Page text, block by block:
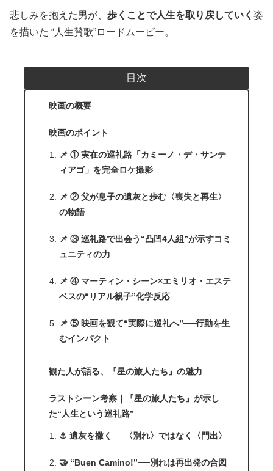
悲しみを抱えた男が、 歩くことで人生を取り戻していく 姿
を描いた “人生賛歌”ロードムービー。
目次
映画の概要
映画のポイント
📌 ① 実在の巡礼路「カミーノ・デ・サンテ
ィアゴ」を完全ロケ撮影
📌 ② 父が息子の遺灰と歩む〈喪失と再生〉
の物語
📌 ③ 巡礼路で出会う“凸凹4人組”が示すコミ
ュニティの力
📌 ④ マーティン・シーン×エミリオ・エステ
ベスの“リアル親子”化学反応
📌 ⑤ 映画を観て“実際に巡礼へ”──行動を生
むインパクト
観た人が語る、『星の旅人たち』の魅力
ラストシーン考察｜『星の旅人たち』が示し
た“人生という巡礼路”
⚓ 遺灰を撒く──〈別れ〉ではなく〈門出〉
🤝 “Buen Camino!”──別れは再出発の合図